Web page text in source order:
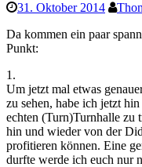
31. Oktober 2014
Da kommen ein paar
Punkt:
1.
Um jetzt mal etwas
zu sehen, habe ich jetzt
echten (Turn)Turnhalle zu
hin und wieder von der
profitieren können. Eine
durfte werde ich euch nur